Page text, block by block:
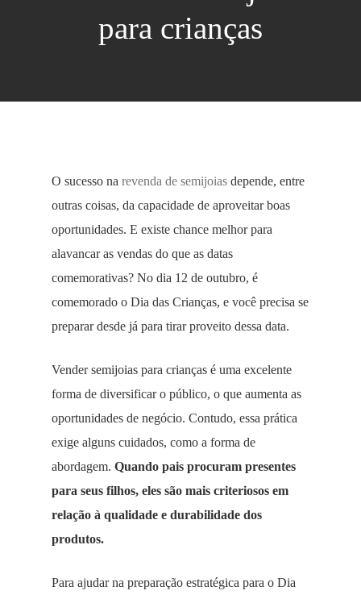
para crianças
O sucesso na revenda de semijoias depende, entre
outras coisas, da capacidade de aproveitar boas
oportunidades. E existe chance melhor para
alavancar as vendas do que as datas
comemorativas? No dia 12 de outubro, é
comemorado o Dia das Crianças, e você precisa se
preparar desde já para tirar proveito dessa data.
Vender semijoias para crianças é uma excelente
forma de diversificar o público, o que aumenta as
oportunidades de negócio. Contudo, essa prática
exige alguns cuidados, como a forma de
abordagem. Quando pais procuram presentes
para seus filhos, eles são mais criteriosos em
relação à qualidade e durabilidade dos
produtos.
Para ajudar na preparação estratégica para o Dia